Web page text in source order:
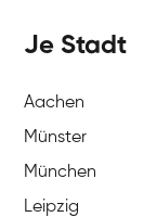
Je Stadt
Aachen
Münster
München
Leipzig